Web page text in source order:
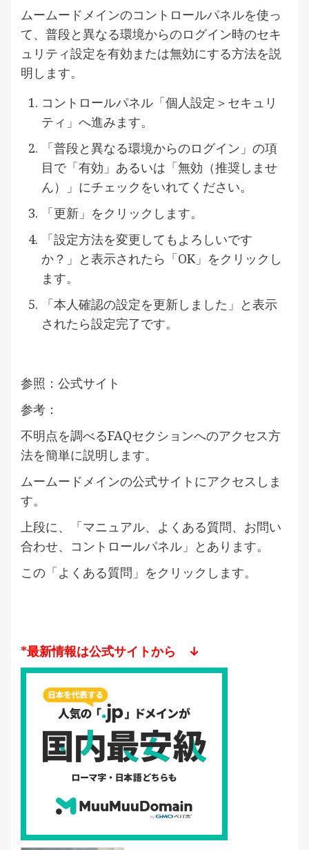
ムームードメインのコントロールパネルを使っ
て、普段と異なる環境からのログイン時のセキ
ュリティ設定を有効または無効にする方法を説
明します。
コントロールパネル「個人設定＞セキュリ
ティ」へ進みます。
「普段と異なる環境からのログイン」の項
目で「有効」あるいは「無効（推奨しませ
ん）」にチェックをいれてください。
「更新」をクリックします。
「設定方法を変更してもよろしいです
か？」と表示されたら「OK」をクリックし
ます。
「本人確認の設定を更新しました」と表示
されたら設定完了です。
参照：公式サイト
参考：
不明点を調べるFAQセクションへのアクセス方
法を簡単に説明します。
ムームードメインの公式サイトにアクセスしま
す。
上段に、「マニュアル、よくある質問、お問い
合わせ、コントロールパネル」とあります。
この「よくある質問」をクリックします。
*最新情報は公式サイトから ↓